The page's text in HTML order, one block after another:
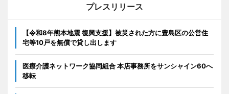
プレスリリース
【令和8年熊本地震 復興支援】被災された方に豊島区の公営住
宅等10戸を無償で貸し出します
医療介護ネットワーク協同組合 本店事務所をサンシャイン60へ
移転